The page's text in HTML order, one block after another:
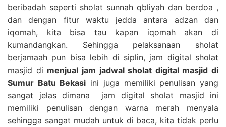
beribadah seperti sholat sunnah qbliyah dan berdoa ,
dan dengan fitur waktu jedda antara adzan dan
iqomah, kita bisa tau kapan iqomah akan di
kumandangkan. Sehingga pelaksanaan sholat
berjamaah pun bisa lebih di siplin, jam digital sholat
masjid di menjual jam jadwal sholat digital masjid di
Sumur Batu Bekasi ini juga memiliki penulisan yang
sangat jelas dimana jam digital sholat masjid ini
memiliki penulisan dengan warna merah menyala
sehingga sangat mudah untuk di baca, kita tidak perlu